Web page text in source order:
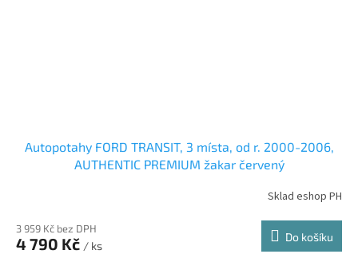
Autopotahy FORD TRANSIT, 3 místa, od r. 2000-2006,
AUTHENTIC PREMIUM žakar červený
Sklad eshop PH
3 959 Kč bez DPH
4 790 Kč / ks
Do košíku